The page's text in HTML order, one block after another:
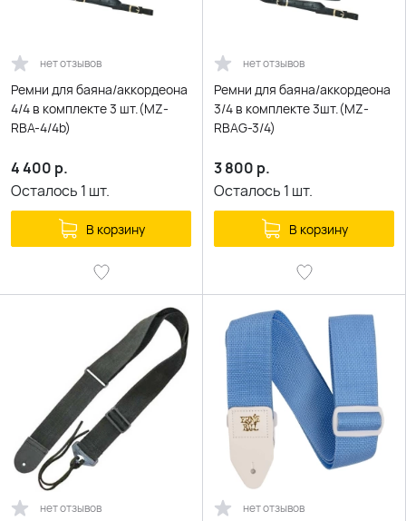
нет отзывов
Ремни для баяна/аккордеона
4/4 в комплекте 3 шт.(MZ-
RBA-4/4b)
4 400 р.
Осталось 1 шт.
В корзину
нет отзывов
Ремни для баяна/аккордеона
3/4 в комплекте 3шт.(MZ-
RBAG-3/4)
3 800 р.
Осталось 1 шт.
В корзину
нет отзывов нет отзывов